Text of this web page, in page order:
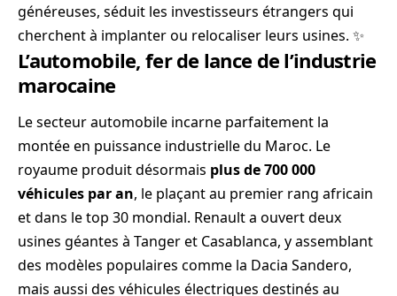
généreuses, séduit les investisseurs étrangers qui
cherchent à implanter ou relocaliser leurs usines. ✨
L’automobile, fer de lance de l’industrie
marocaine
Le secteur automobile incarne parfaitement la
montée en puissance industrielle du Maroc. Le
royaume produit désormais plus de 700 000
véhicules par an, le plaçant au premier rang africain
et dans le top 30 mondial. Renault a ouvert deux
usines géantes à Tanger et Casablanca, y assemblant
des modèles populaires comme la Dacia Sandero,
mais aussi des véhicules électriques destinés au